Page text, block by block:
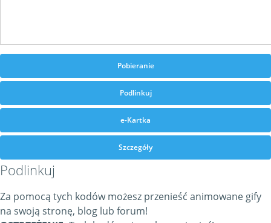
Pobieranie
Podlinkuj
e-Kartka
Szczegóły
Podlinkuj
Za pomocą tych kodów możesz przenieść animowane gify
na swoją stronę, blog lub forum!